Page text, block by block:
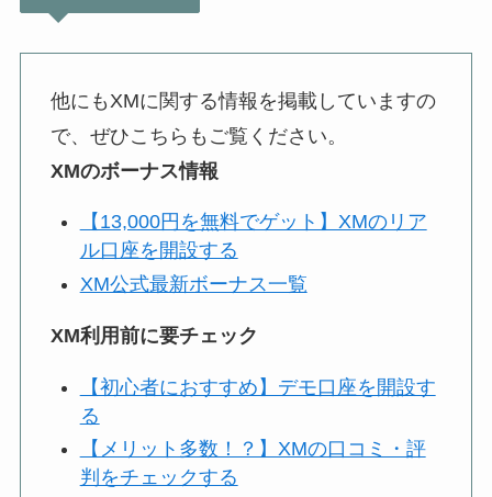
他にもXMに関する情報を掲載していますの
で、ぜひこちらもご覧ください。
XMのボーナス情報
【13,000円を無料でゲット】XMのリア
ル口座を開設する
XM公式最新ボーナス一覧
XM利用前に要チェック
【初心者におすすめ】デモ口座を開設す
る
【メリット多数！？】XMの口コミ・評
判をチェックする